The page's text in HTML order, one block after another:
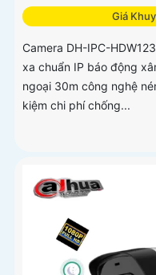
Giá
Camera DH-IPC-
xa chuẩn IP báo động
ngoại 30m công nghệ
kiệm chi phí chống...